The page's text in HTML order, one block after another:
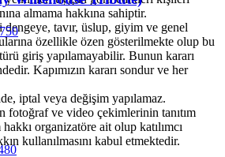
almama hakkına sahiptir.
dengeye, tavır, üslup, giyim ve genel
özellikle özen gösterilmekte olup bu
giriş yapılamayabilir. Bunun kararı
Kapımızın kararı sondur ve her
iptal veya değişim yapılamaz.
fotoğraf ve video çekimlerinin tanıtım
organizatöre ait olup katılımcı
kullanılmasını kabul etmektedir.